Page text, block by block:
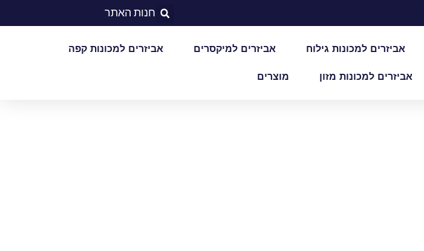
חנות האתר
אביזרים למכונות גילוח אביזרים למיקסרים אביזרים למכונות קפה
אביזרים למכונות מזון מוצרים